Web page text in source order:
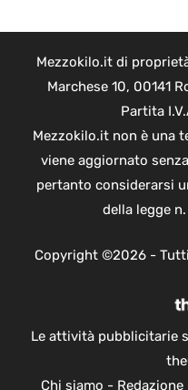
Mezzokilo.it di
Marchese 10, 00141
Partita
Mezzokilo.it non è una
viene aggiornato
pertanto considerarsi
della legge
Copyright ©2026 -
Le attività pubblicitarie
Chi siamo - Redazione